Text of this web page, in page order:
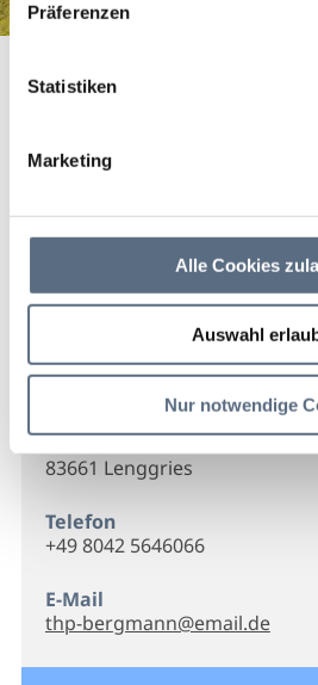
Präferenzen
Statistiken
Marketing
Alle Cookies
Auswahl
Nur notwendige
Bergmann
Kontakt
Tierheilpraktikerin
Tratenbachweg 4
83661 Lenggries
Telefon
+49 8042 5646066
E-Mail
thp-bergmann@email.de